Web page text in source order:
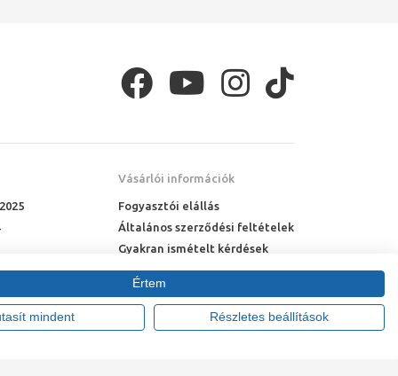
Vásárlói információk
Fogyasztói elállás
Általános szerződési feltételek
Gyakran ismételt kérdések
Online rendelés menete
Fizetési feltételek
Értem
mindent Részletes beállítások